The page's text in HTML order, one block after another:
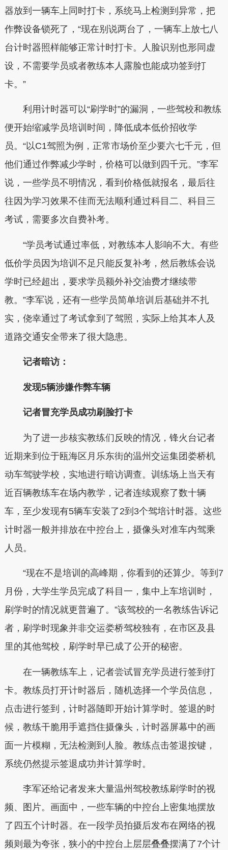
器放到一辆车上同时打卡，系统马上检测到异常，把
作弊设备锁死了，“现在别说两台了，一辆车上放七八
台计时器照样能够正常计时打卡。人脸识别也形同虚
设，不需要学员或者教练本人露脸也能成功签到打
卡。”
利用计时器可以“刷学时”的漏洞，一些驾校和教练
便开始缩减学员培训时间，降低成本低价招收学
员。“以C1驾照为例，正常市场价至少要六七千元，但
他们通过作弊减少学时，价格可以做到四千元。”李军
说，一些学员不明情况，看到价格低就报名，最后往
往因为学习效果不佳而无法顺利通过科目二、科目三
考试，需要多次自费补考。
“学员考试通过率低，对教练本人影响不大。有些
低价学员因为培训不足只能反复补考，然后教练会说
学时已经超出，要求学员额外补交油费才继续带
教。”李军说，还有一些学员简单培训后基础并不扎
实，侥幸通过了考试拿到了驾照，实际上给其本人及
道路交通安全带来了很大隐患。
记者暗访：
发现5辆涉嫌作弊车辆
记者冒充学员成功刷脸打卡
为了进一步核实教练们反映的情况，锋火台记者
近期来到位于瓯海区月乐东街的温州交运集团娄桥机
动车驾驶学校，实地进行暗访调查。训练场上当天有
近百辆教练车在场内教学，记者连续观察了数十辆
车，至少发现有5辆车安装了2到3个驾培计时器。这些
计时器一般并排放在中控台上，摄像头对准车内驾乘
人员。
“现在不是培训的高峰期，你看到的还算少。等到7
月份，大学生学员完成了科目一，集中上车培训时，
刷学时的情况就更普遍了。”该驾校的一名教练告诉记
者，刷学时现象并非交运娄桥驾校独有，在市区及县
里的其他驾校，刷学时早已成了公开的秘密。
在一辆教练车上，记者尝试冒充学员进行签到打
卡。教练员打开计时器后，随机选择一个学员信息，
点击进行签到，计时器随即开始计算学时。签退的时
候，教练干脆用手遮挡住摄像头，计时器屏幕中的画
面一片模糊，无法检测到人脸。教练点击签退按键，
系统仍然提示签退成功并计算学时。
李军还给记者发来大量温州驾校教练刷学时的视
频、图片。画面中，一些车辆的中控台上密集地摆放
了四五个计时器。在一段学员拍摄后发布在网络的视
频则最为夸张，狭小的中控台上层层叠叠摆满了7个计